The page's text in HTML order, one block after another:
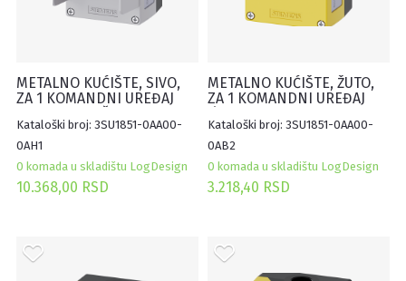
METALNO KUĆIŠTE, SIVO,
ZA 1 KOMANDNI UREĐAJ
MOGUĆNOST
ZAKLJUČAVANJA
Kataloški broj: 3SU1851-0AA00-
0AH1
0 komada u skladištu LogDesign
10.368,00 RSD
METALNO KUĆIŠTE, ŽUTO,
ZA 1 KOMANDNI UREĐAJ
ZA OZNAKU
Kataloški broj: 3SU1851-0AA00-
0AB2
0 komada u skladištu LogDesign
3.218,40 RSD